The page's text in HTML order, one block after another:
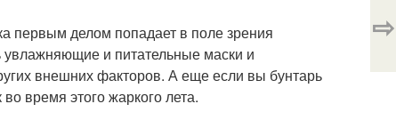
первым делом попадает в поле зрения
и питательные маски и
внешних факторов. А еще если вы бунтарь
время этого жаркого лета.
⇨